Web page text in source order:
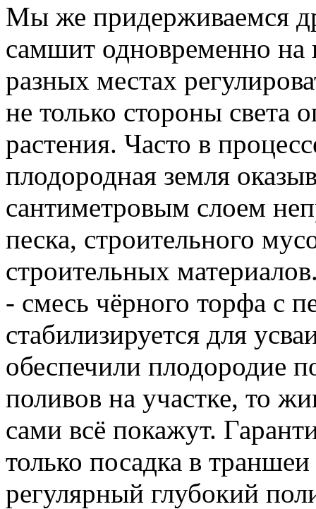
Мы же придерживаемся
самшит одновременно на
разных местах
не только стороны света
растения. Часто в
плодородная земля
сантиметровым слоем
песка, строительного
строительных
- смесь чёрного торфа с
стабилизируется для
обеспечили плодородие
поливов на участке, то
сами всё покажут.
только посадка в
регулярный глубокий